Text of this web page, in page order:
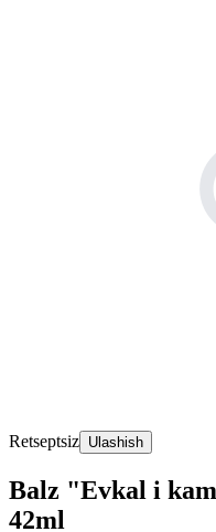
Retseptsiz Ulashish
Balz "Evkal i
42ml